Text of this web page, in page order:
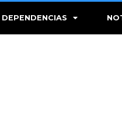
DEPENDENCIAS